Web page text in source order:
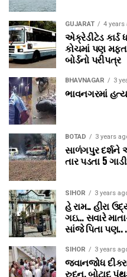
GUJARAT 4 years
એક્રેડીટેડ કાર્ડ
કોચમાં પણ
બોર્ડનો પરીપત્ર
BHAVNAGAR 3
ભાવનગરમાં
BOTAD 3 years
સાળંગપુર દર્શને
તાર પડતા 5
SIHOR 3 years
હે રામ.. હીરા
ગઇ… સવારે
સાંજે પિતા પણ..
SIHOR 3 years
જવાનજોધ
રુદન, બોટાદ